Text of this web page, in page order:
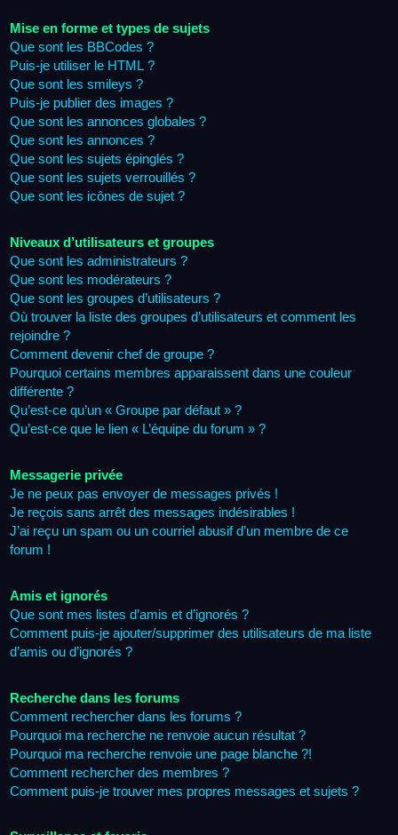
Mise en forme et types de sujets
Que sont les BBCodes ?
Puis-je utiliser le HTML ?
Que sont les smileys ?
Puis-je publier des images ?
Que sont les annonces globales ?
Que sont les annonces ?
Que sont les sujets épinglés ?
Que sont les sujets verrouillés ?
Que sont les icônes de sujet ?
Niveaux d’utilisateurs et groupes
Que sont les administrateurs ?
Que sont les modérateurs ?
Que sont les groupes d’utilisateurs ?
Où trouver la liste des groupes d’utilisateurs et comment les
rejoindre ?
Comment devenir chef de groupe ?
Pourquoi certains membres apparaissent dans une couleur
différente ?
Qu’est-ce qu’un « Groupe par défaut » ?
Qu’est-ce que le lien « L’équipe du forum » ?
Messagerie privée
Je ne peux pas envoyer de messages privés !
Je reçois sans arrêt des messages indésirables !
J’ai reçu un spam ou un courriel abusif d’un membre de ce
forum !
Amis et ignorés
Que sont mes listes d’amis et d’ignorés ?
Comment puis-je ajouter/supprimer des utilisateurs de ma liste
d’amis ou d’ignorés ?
Recherche dans les forums
Comment rechercher dans les forums ?
Pourquoi ma recherche ne renvoie aucun résultat ?
Pourquoi ma recherche renvoie une page blanche ?!
Comment rechercher des membres ?
Comment puis-je trouver mes propres messages et sujets ?